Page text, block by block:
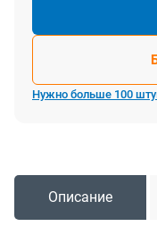
Нужно больше 100
Описание